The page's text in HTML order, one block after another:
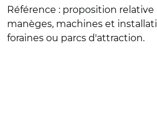
Référence : proposition relative
manèges, machines et
foraines ou parcs d'attraction.